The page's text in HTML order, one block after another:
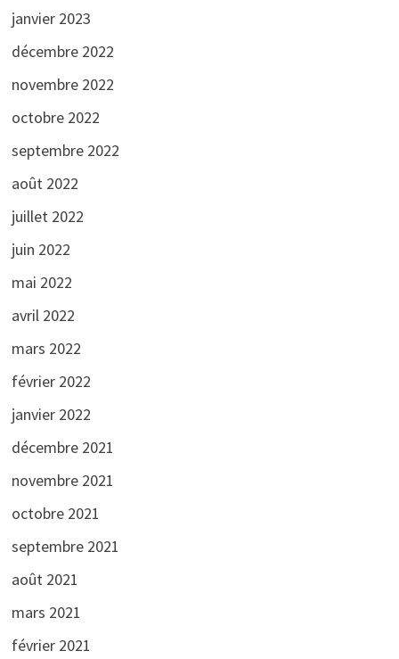
janvier 2023
décembre 2022
novembre 2022
octobre 2022
septembre 2022
août 2022
juillet 2022
juin 2022
mai 2022
avril 2022
mars 2022
février 2022
janvier 2022
décembre 2021
novembre 2021
octobre 2021
septembre 2021
août 2021
mars 2021
février 2021